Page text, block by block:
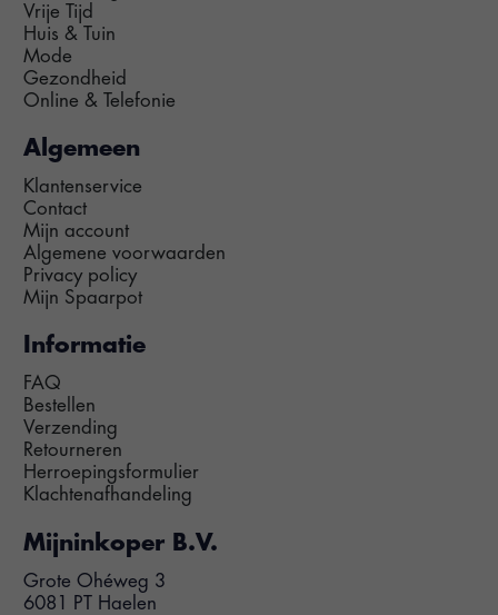
Vrije Tijd
Huis & Tuin
Mode
Gezondheid
Online & Telefonie
Algemeen
Klantenservice
Contact
Mijn account
Algemene voorwaarden
Privacy policy
Mijn Spaarpot
Informatie
FAQ
Bestellen
Verzending
Retourneren
Herroepingsformulier
Klachtenafhandeling
Mijninkoper B.V.
Grote Ohéweg 3
6081 PT Haelen